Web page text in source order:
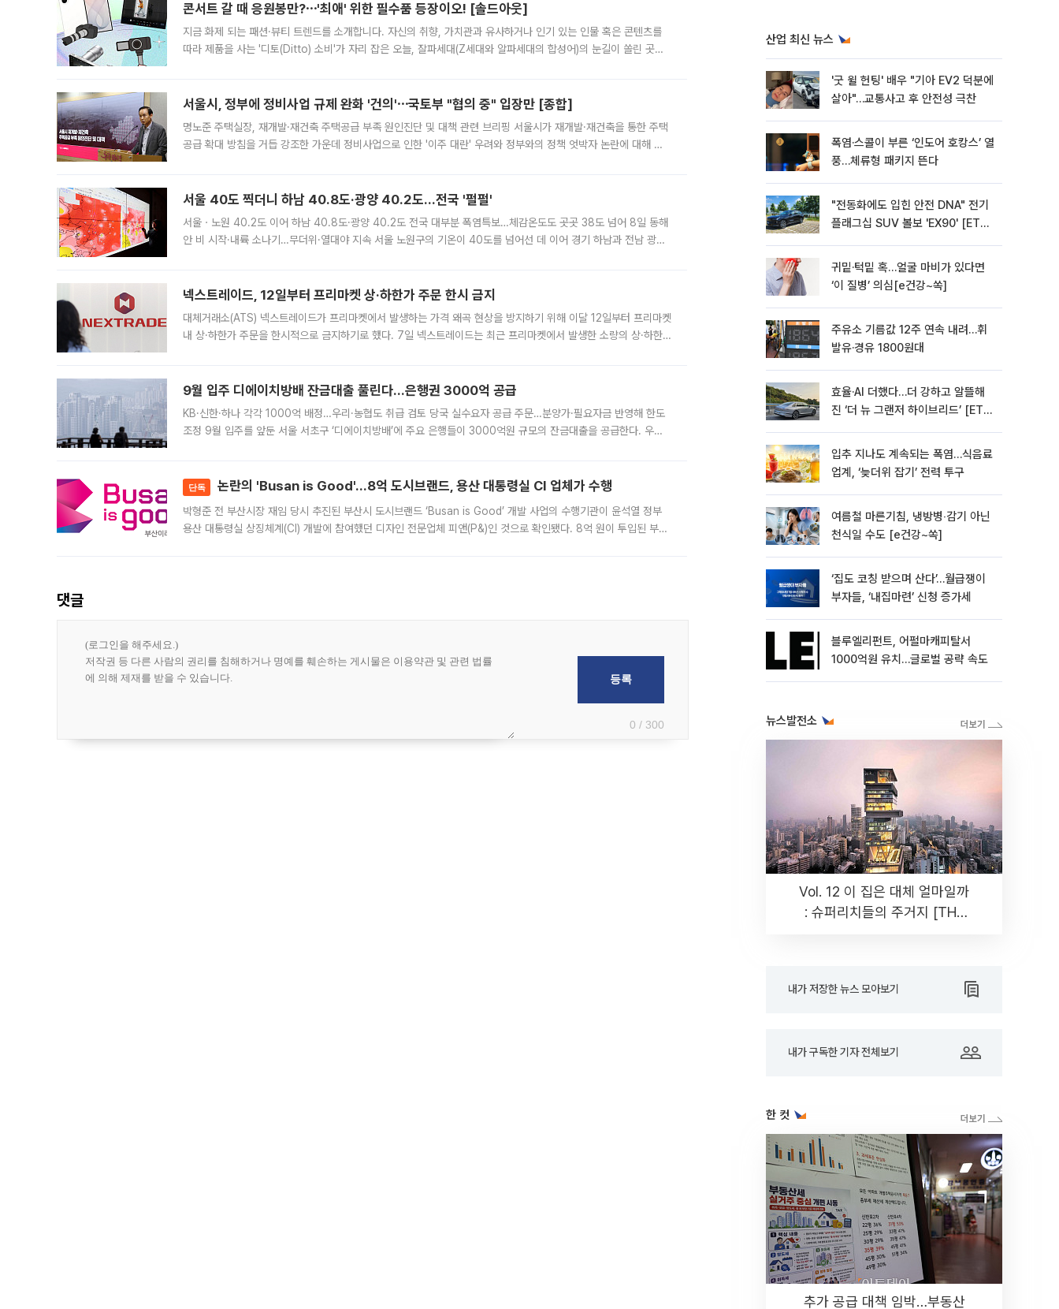
콘서트 갈 때 응원봉만?⋯'최애' 위한 필수품 등장이오! [솔드아웃]
지금 화제 되는 패션·뷰티 트렌드를 소개합니다. 자신의 취향, 가치관과 유사하거나 인기 있는 인물 혹은 콘텐츠를
따라 제품을 사는 '디토(Ditto) 소비'가 자리 잡은 오늘, 잘파세대(Z세대와 알파세대의 합성어)의 눈길이 쏠린 곳은
서울시, 정부에 정비사업 규제 완화 '건의'⋯국토부 "협의 중" 입장만 [종합]
명노준 주택실장, 재개발·재건축 주택공급 부족 원인진단 및 대책 관련 브리핑 서울시가 재개발·재건축을 통한 주택
공급 확대 방침을 거듭 강조한 가운데 정비사업으로 인한 '이주 대란' 우려와 정부와의 정책 엇박자 논란에 대해 정
서울 40도 찍더니 하남 40.8도·광양 40.2도…전국 '펄펄'
서울ㆍ노원 40.2도 이어 하남 40.8도·광양 40.2도 전국 대부분 폭염특보…체감온도도 곳곳 38도 넘어 8일 동해
안 비 시작·내륙 소나기…무더위·열대야 지속 서울 노원구의 기온이 40도를 넘어선 데 이어 경기 하남과 전남 광양
넥스트레이드, 12일부터 프리마켓 상·하한가 주문 한시 금지
대체거래소(ATS) 넥스트레이드가 프리마켓에서 발생하는 가격 왜곡 현상을 방지하기 위해 이달 12일부터 프리마켓
내 상·하한가 주문을 한시적으로 금지하기로 했다. 7일 넥스트레이드는 최근 프리마켓에서 발생한 소량의 상·하한
9월 입주 디에이치방배 잔금대출 풀린다…은행권 3000억 공급
KB·신한·하나 각각 1000억 배정…우리·농협도 취급 검토 당국 실수요자 공급 주문…분양가·필요자금 반영해 한도
조정 9월 입주를 앞둔 서울 서초구 ‘디에이치방배’에 주요 은행들이 3000억원 규모의 잔금대출을 공급한다. 우리
단독 논란의 'Busan is Good'…8억 도시브랜드, 용산 대통령실 CI 업체가 수행
박형준 전 부산시장 재임 당시 추진된 부산시 도시브랜드 ‘Busan is Good’ 개발 사업의 수행기관이 윤석열 정부
용산 대통령실 상징체계(CI) 개발에 참여했던 디자인 전문업체 피앤(P&)인 것으로 확인됐다. 8억 원이 투입된 부산
댓글
0 / 300
산업 최신 뉴스
'굿 윌 헌팅' 배우 "기아 EV2 덕분에
살아"…교통사고 후 안전성 극찬
폭염·스콜이 부른 ‘인도어 호캉스’ 열
풍…체류형 패키지 뜬다
"전동화에도 입힌 안전 DNA" 전기
플래그십 SUV 볼보 'EX90' [ET의
귀밑·턱밑 혹…얼굴 마비가 있다면
‘이 질병’ 의심[e건강~쏙]
주유소 기름값 12주 연속 내려…휘
발유·경유 1800원대
효율·AI 더했다…더 강하고 알뜰해
진 ‘더 뉴 그랜저 하이브리드’ [ET의
입추 지나도 계속되는 폭염…식음료
업계, ‘늦더위 잡기’ 전력 투구
여름철 마른기침, 냉방병‧감기 아닌
천식일 수도 [e건강~쏙]
‘집도 코칭 받으며 산다’…월급쟁이
부자들, ‘내집마련’ 신청 증가세
블루엘리펀트, 어펄마캐피탈서
1000억원 유치…글로벌 공략 속도
뉴스발전소
Vol. 12 이 집은 대체 얼마일까
: 슈퍼리치들의 주거지 [THE
내가 저장한 뉴스 모아보기
내가 구독한 기자 전체보기
한 컷
추가 공급 대책 임박…부동산